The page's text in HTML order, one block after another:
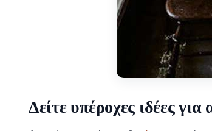
Δείτε υπέροχες ιδέες